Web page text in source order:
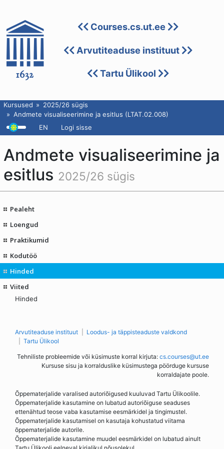
Courses.cs.ut.ee
Arvutiteaduse instituut
Tartu Ülikool
Kursused
2025/26 sügis
Andmete visualiseerimine ja esitlus (LTAT.02.008)
EN
Logi sisse
Andmete visualiseerimine ja
esitlus 2025/26 sügis
Pealeht
Loengud
Praktikumid
Kodutöö
Hinded
Viited
Hinded
Arvutiteaduse instituut
Loodus- ja täppisteaduste valdkond
Tartu Ülikool
Tehniliste probleemide või küsimuste korral kirjuta: cs.courses@ut.ee
Kursuse sisu ja korralduslike küsimustega pöörduge kursuse
korraldajate poole.
Õppematerjalide varalised autoriõigused kuuluvad Tartu Ülikoolile.
Õppematerjalide kasutamine on lubatud autoriõiguse seaduses
ettenähtud teose vaba kasutamise eesmärkidel ja tingimustel.
Õppematerjalide kasutamisel on kasutaja kohustatud viitama
õppematerjalide autorile.
Õppematerjalide kasutamine muudel eesmärkidel on lubatud ainult